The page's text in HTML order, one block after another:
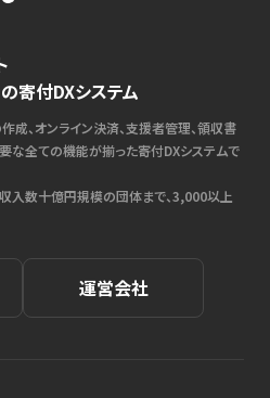
寄付DXシステム
成、オンライン決済、支援者管理、領収書
な全ての機能が揃った寄付DXシステムで
入数十億円規模の団体まで、3,000以上
運営会社